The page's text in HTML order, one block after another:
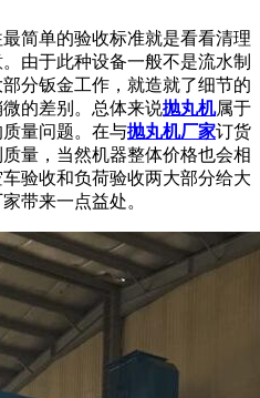
简单的验收标准就是看看清理
由于此种设备一般不是流水制
分钣金工作，就造就了细节的
的差别。总体来说抛丸机属于
量问题。在与抛丸机厂家订货
量，当然机器整体价格也会相
验收和负荷验收两大部分给大
带来一点益处。